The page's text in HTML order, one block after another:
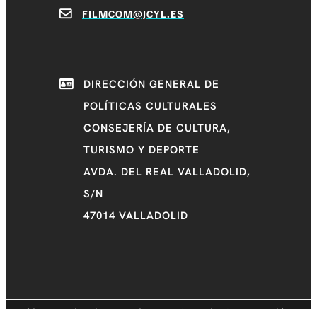
FILMCOM@JCYL.ES
DIRECCIÓN GENERAL DE
POLÍTICAS CULTURALES
CONSEJERÍA DE CULTURA,
TURISMO Y DEPORTE
AVDA. DEL REAL VALLADOLID,
S/N
47014 VALLADOLID